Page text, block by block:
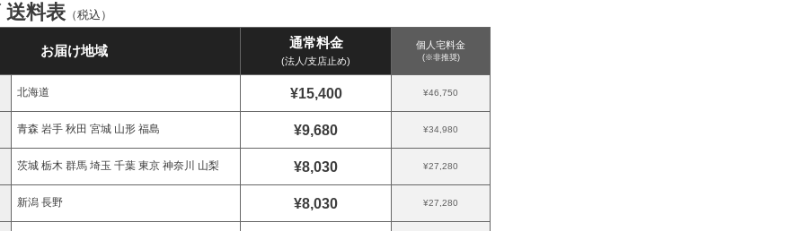
送料表 （税込）
お届け地域
通常料金
(法人/支店止め)
個人宅料金
(※非推奨)
北海道 ¥15,400 ¥46,750
青森 岩手 秋田 宮城 山形 福島 ¥9,680 ¥34,980
茨城 栃木 群馬 埼玉 千葉 東京 神奈川 山梨 ¥8,030 ¥27,280
新潟 長野 ¥8,030 ¥27,280